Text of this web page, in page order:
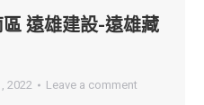
區 遠雄建設-遠雄藏
2022 Leave a comment